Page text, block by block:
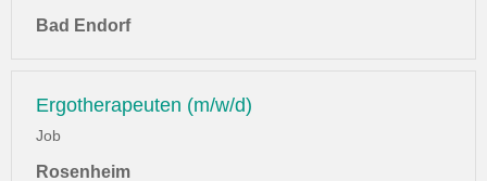
Bad Endorf
Ergotherapeuten (m/w/d)
Job
Rosenheim